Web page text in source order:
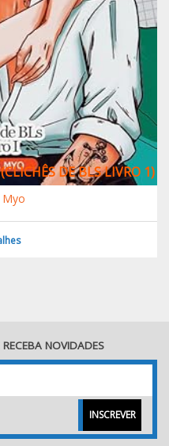
DE BLS LIVRO 1)
NOVIDADES
INSCREVER